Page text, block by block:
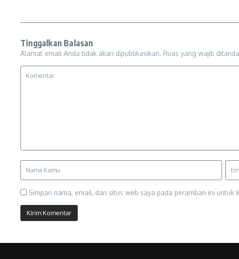
Tinggalkan Balasan
Alamat email Anda tidak akan dipublikasikan. Ruas yang wajib
Simpan nama, email, dan situs web saya pada peramban ini untuk